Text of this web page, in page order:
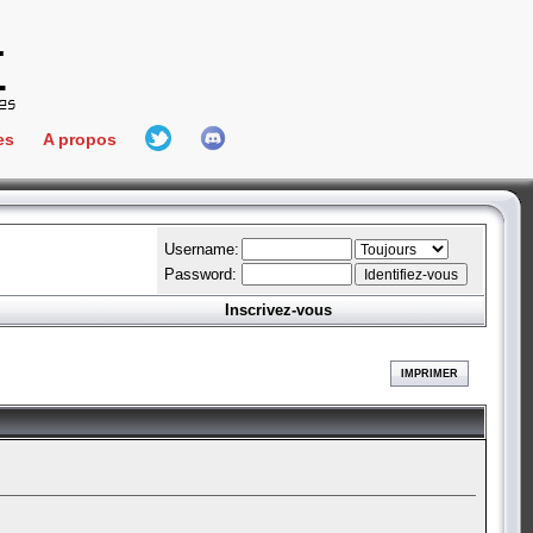
Connect
A propos
L'équipe
Hall Of Fame
Username:
Password:
Inscrivez-vous
IMPRIMER